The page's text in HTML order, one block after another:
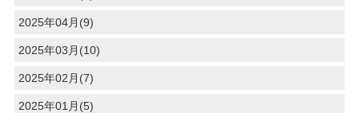
2025年04月(9)
2025年03月(10)
2025年02月(7)
2025年01月(5)